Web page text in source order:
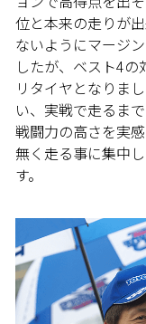
位と本来の走りが
ないようにマージ
したが、ベスト4
リタイヤとなりま
い、実戦で走るま
戦闘力の高さを実
無く走る事に集中
す。